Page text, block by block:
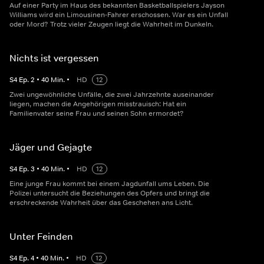
Auf einer Party im Haus des bekannten Basketballspielers Jayson
Williams wird ein Limousinen-Fahrer erschossen. War es ein Unfall
oder Mord? Trotz vieler Zeugen liegt die Wahrheit im Dunkeln.
Nichts ist vergessen
S4 Ep.2 • 40 Min. • HD
12
Zwei ungewöhnliche Unfälle, die zwei Jahrzehnte auseinander
liegen, machen die Angehörigen misstrauisch: Hat ein
Familienvater seine Frau und seinen Sohn ermordet?
Jäger und Gejagte
S4 Ep.3 • 40 Min. • HD
12
Eine junge Frau kommt bei einem Jagdunfall ums Leben. Die
Polizei untersucht die Beziehungen des Opfers und bringt die
erschreckende Wahrheit über das Geschehen ans Licht.
Unter Feinden
S4 Ep.4 • 40 Min. • HD
12